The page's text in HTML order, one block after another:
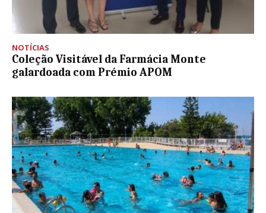
NOTÍCIAS
Coleção Visitável da Farmácia Monte
galardoada com Prémio APOM